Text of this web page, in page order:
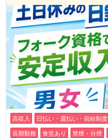
高収入 日払い・週払い・前給制度
長期勤務
食堂あり 禁煙・分煙